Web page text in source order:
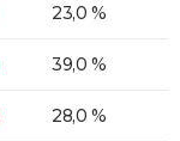
23,0 %
39,0 %
28,0 %